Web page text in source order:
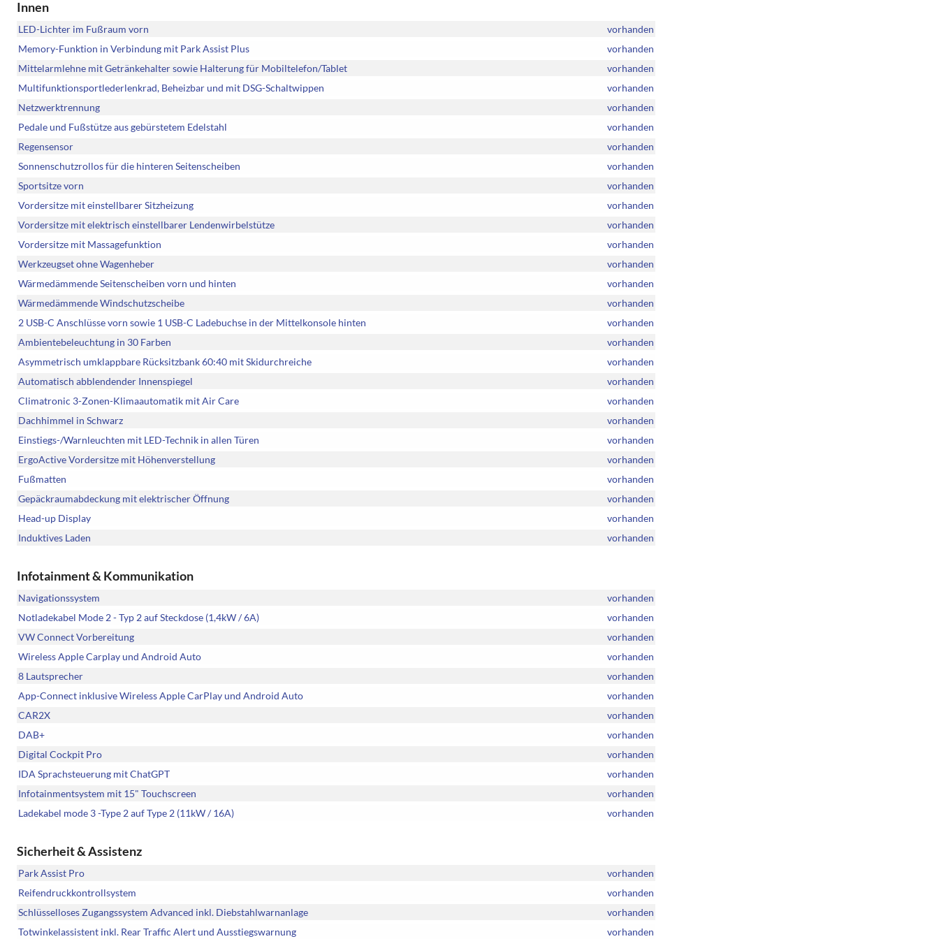
Innen
LED-Lichter im Fußraum vorn
vorhanden
Memory-Funktion in Verbindung mit Park Assist Plus
vorhanden
Mittelarmlehne mit Getränkehalter sowie Halterung für Mobiltelefon/Tablet
vorhanden
Multifunktionsportlederlenkrad, Beheizbar und mit DSG-Schaltwippen
vorhanden
Netzwerktrennung
vorhanden
Pedale und Fußstütze aus gebürstetem Edelstahl
vorhanden
Regensensor
vorhanden
Sonnenschutzrollos für die hinteren Seitenscheiben
vorhanden
Sportsitze vorn
vorhanden
Vordersitze mit einstellbarer Sitzheizung
vorhanden
Vordersitze mit elektrisch einstellbarer Lendenwirbelstütze
vorhanden
Vordersitze mit Massagefunktion
vorhanden
Werkzeugset ohne Wagenheber
vorhanden
Wärmedämmende Seitenscheiben vorn und hinten
vorhanden
Wärmedämmende Windschutzscheibe
vorhanden
2 USB-C Anschlüsse vorn sowie 1 USB-C Ladebuchse in der Mittelkonsole hinten
vorhanden
Ambientebeleuchtung in 30 Farben
vorhanden
Asymmetrisch umklappbare Rücksitzbank 60:40 mit Skidurchreiche
vorhanden
Automatisch abblendender Innenspiegel
vorhanden
Climatronic 3-Zonen-Klimaautomatik mit Air Care
vorhanden
Dachhimmel in Schwarz
vorhanden
Einstiegs-/Warnleuchten mit LED-Technik in allen Türen
vorhanden
ErgoActive Vordersitze mit Höhenverstellung
vorhanden
Fußmatten
vorhanden
Gepäckraumabdeckung mit elektrischer Öffnung
vorhanden
Head-up Display
vorhanden
Induktives Laden
vorhanden
Infotainment & Kommunikation
Navigationssystem
vorhanden
Notladekabel Mode 2 - Typ 2 auf Steckdose (1,4kW / 6A)
vorhanden
VW Connect Vorbereitung
vorhanden
Wireless Apple Carplay und Android Auto
vorhanden
8 Lautsprecher
vorhanden
App-Connect inklusive Wireless Apple CarPlay und Android Auto
vorhanden
CAR2X
vorhanden
DAB+
vorhanden
Digital Cockpit Pro
vorhanden
IDA Sprachsteuerung mit ChatGPT
vorhanden
Infotainmentsystem mit 15" Touchscreen
vorhanden
Ladekabel mode 3 -Type 2 auf Type 2 (11kW / 16A)
vorhanden
Sicherheit & Assistenz
Park Assist Pro
vorhanden
Reifendruckkontrollsystem
vorhanden
Schlüsselloses Zugangssystem Advanced inkl. Diebstahlwarnanlage
vorhanden
Totwinkelassistent inkl. Rear Traffic Alert und Ausstiegswarnung
vorhanden